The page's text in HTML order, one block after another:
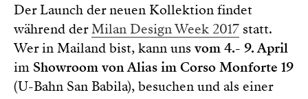
Der Launch der neuen Kollektion findet
während derMilan Design Week 2017 statt.
Wer in Mailand bist, kann uns vom 4.- 9. April
im Showroom von Alias im Corso Monforte 19
(U-Bahn San Babila), besuchen und als einer